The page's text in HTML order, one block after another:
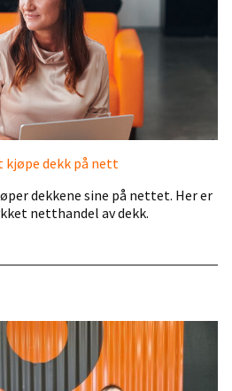
dekk på nett
dekkene sine på nettet. Her er
netthandel av dekk.